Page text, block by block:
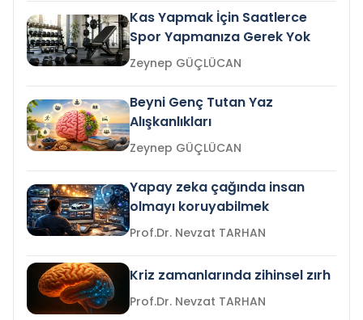
Kas Yapmak İçin Saatlerce
Spor Yapmanıza Gerek Yok
Zeynep GÜÇLÜCAN
Beyni Genç Tutan Yaz
Alışkanlıkları
Zeynep GÜÇLÜCAN
Yapay zeka çağında insan
olmayı koruyabilmek
Prof.Dr. Nevzat TARHAN
Kriz zamanlarında zihinsel zırh
Prof.Dr. Nevzat TARHAN